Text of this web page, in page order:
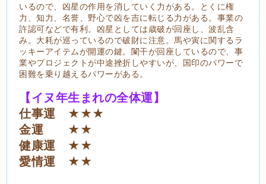
いるので、凶星の作用を消していく力がある。とくに権
力、知力、名誉、野心で凶を吉に転じる力がある。事業の
許認可などで有利。凶星としては歳破が回座し、波乱含
み。大耗が巡っているので破財に注意。馬や寅に関するラ
ッキーアイテムが開運の鍵。闌干が回座しているので、事
業やプロジェクトが中途挫折しやすいが、国印のパワーで
困難を乗り越えるパワーがある。
【イヌ年生まれの全体運】
仕事運 ★★★
金運 ★★
健康運 ★★
愛情運 ★★